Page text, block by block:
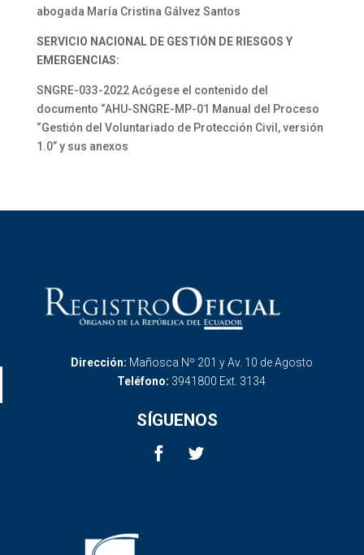
abogada María Cristina Gálvez Santos
SERVICIO NACIONAL DE GESTIÓN DE RIESGOS Y
EMERGENCIAS:
SNGRE-033-2022 Acógese el contenido del
documento “AHU-SNGRE-MP-01 Manual del Proceso
“Gestión del Voluntariado de Protección Civil, versión
1.0” y sus anexos
Dirección: Mañosca Nº 201 y Av. 10 de Agosto
Teléfono: 3941800 Ext. 3134
SÍGUENOS